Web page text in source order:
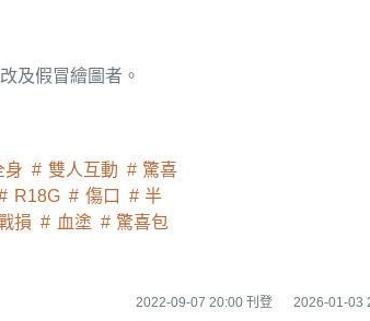
及假冒繪圖者。
身 雙人互動
驚喜
R18G 傷口
半
損 血塗
驚喜包
2022-09-07 20:00 刊登 2026-01-03